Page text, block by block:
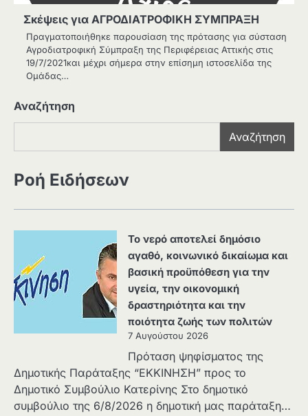
Σκέψεις για ΑΓΡΟΔΙΑΤΡΟΦΙΚΗ ΣΥΜΠΡΑΞΗ
Πραγματοποιήθηκε παρουσίαση της πρότασης για σύσταση
Αγροδιατροφική Σύμπραξη της Περιφέρειας Αττικής στις
19/7/2021και μέχρι σήμερα στην επίσημη ιστοσελίδα της
Ομάδας…
Αναζήτηση
Αναζήτηση
Ροή Ειδήσεων
Το νερό αποτελεί δημόσιο
αγαθό, κοινωνικό δικαίωμα και
βασική προϋπόθεση για την
υγεία, την οικονομική
δραστηριότητα και την
ποιότητα ζωής των πολιτών
7 Αυγούστου 2026
Πρόταση ψηφίσματος της
Δημοτικής Παράταξης “ΕΚΚΙΝΗΣΗ” προς το
Δημοτικό Συμβούλιο Κατερίνης Στο δημοτικό
συμβούλιο της 6/8/2026 η δημοτική μας παράταξη…